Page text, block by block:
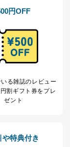
広告の案内
で取得した
の情報を分
トラブル対
など応対品
タマーQ＆A
円OFF
る雑誌のレビュー
割ギフト券をプレ
ゼント
や特典付き